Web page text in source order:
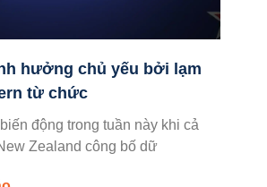
hưởng chủ yếu bởi lạm
từ chức
động trong tuần này khi cả
Zealand công bố dữ